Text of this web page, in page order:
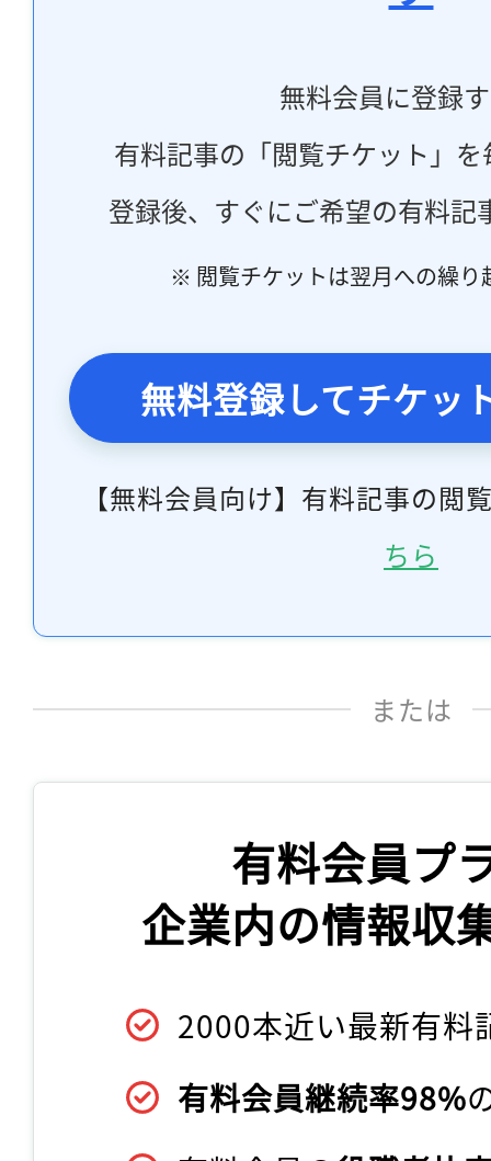
無料会員に登録
有料記事の「閲覧チケット」
登録後、すぐにご希望の有料記
※ 閲覧チケットは翌月への繰り
無料登録してチケッ
【無料会員向け】有料記事の閲
ちら
または
有料会員プ
企業内の情報収
2000本近い最新有料
有料会員継続率98%